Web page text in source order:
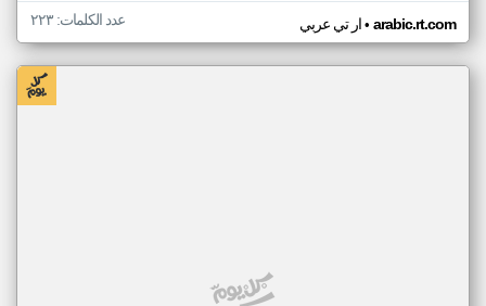
ار تي عربي• arabic.rt.com عدد الكلمات: ٢٢٣